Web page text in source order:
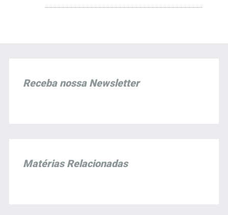
Receba nossa Newsletter
Matérias Relacionadas